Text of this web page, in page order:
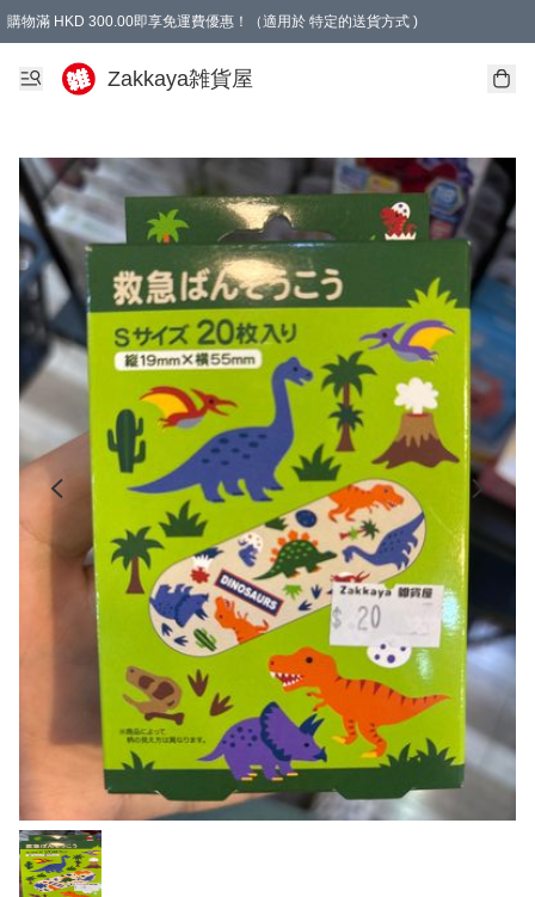
購物滿 HKD 300.00即享免運費優惠！（適用於 特定的送貨方式 )
Zakkaya雑貨屋